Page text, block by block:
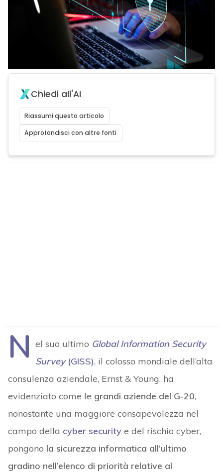
Chiedi all'AI
Riassumi questo articolo
Approfondisci con altre fonti
N el suo ultimo Global Information Security
Survey(GISS), il colosso mondiale dell’alta
consulenza aziendale, Ernst & Young, ha
evidenziato come le grandi aziende del G-20,
nonostante una maggiore consapevolezza nel
campo della cyber securitye del rischio cyber,
pongono la sicurezza informatica all’ultimo
gradino nell’elenco di priorità relative al